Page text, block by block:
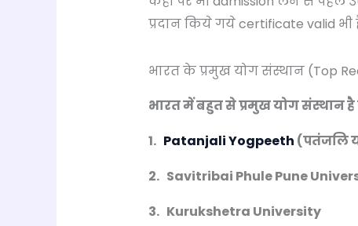
प्रदान किये गये certificate valid भी
भारत के प्रमुख योग संस्थान (Top
भारत में बहुत से प्रमुख योग संस्थान
1. Patanjali Yogpeeth (पतंजलि
2. Savitribai Phule Pune
3. Kurukshetra University